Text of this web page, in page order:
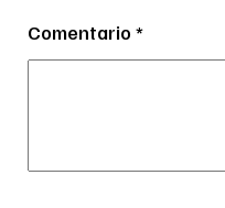
Comentario *